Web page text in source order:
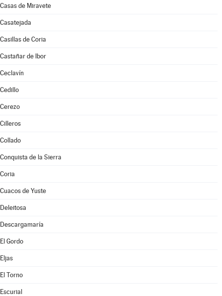
Casas de Miravete
Casatejada
Casillas de Coria
Castañar de Ibor
Ceclavín
Cedillo
Cerezo
Cilleros
Collado
Conquista de la Sierra
Coria
Cuacos de Yuste
Deleitosa
Descargamaría
El Gordo
Eljas
El Torno
Escurial